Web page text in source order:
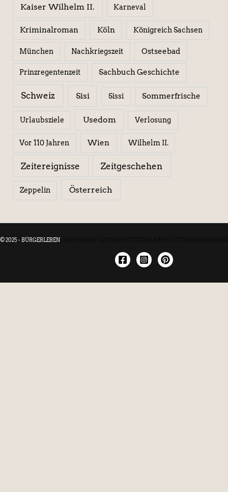
Kaiser Wilhelm II. Karneval
Kriminalroman Köln Königreich Sachsen
München Nachkriegszeit Ostseebad
Prinzregentenzeit Sachbuch Geschichte
Schweiz Sisi Sissi Sommerfrische
Urlaubsziele Usedom Verlosung
Vor 110 Jahren Wien Wilhelm II.
Zeitereignisse Zeitgeschehen
Zeppelin Österreich
© 2025 - BÜRGERLEBEN